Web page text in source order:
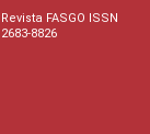
Revista FASGO ISSN
2683-8826